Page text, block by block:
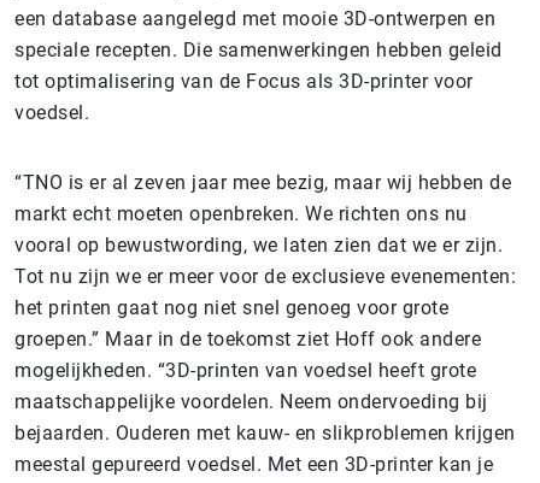
een database aangelegd met mooie 3D-ontwerpen en
speciale recepten. Die samenwerkingen hebben geleid
tot optimalisering van de Focus als 3D-printer voor
voedsel.
“TNO is er al zeven jaar mee bezig, maar wij hebben de
markt echt moeten openbreken. We richten ons nu
vooral op bewustwording, we laten zien dat we er zijn.
Tot nu zijn we er meer voor de exclusieve evenementen:
het printen gaat nog niet snel genoeg voor grote
groepen.” Maar in de toekomst ziet Hoff ook andere
mogelijkheden. “3D-printen van voedsel heeft grote
maatschappelijke voordelen. Neem ondervoeding bij
bejaarden. Ouderen met kauw- en slikproblemen krijgen
meestal gepureerd voedsel. Met een 3D-printer kan je